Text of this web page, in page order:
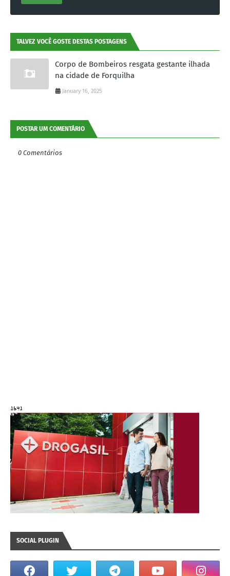
TALVEZ VOCÊ GOSTE DESTAS POSTAGENS
Corpo de Bombeiros resgata gestante ilhada
na cidade de Forquilha
January 16, 2025
POSTAR UM COMENTÁRIO
0 Comentários
SOCIAL PLUGIN